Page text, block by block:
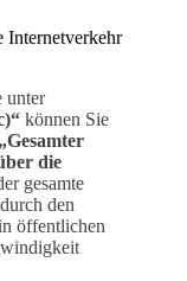
Internetverkehr
unter
können Sie
„Gesamter
die
gesamte
den
öffentlichen